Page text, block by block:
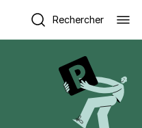
Rechercher